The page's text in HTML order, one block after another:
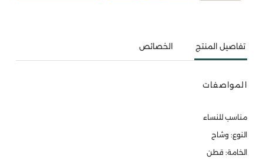
تفاصيل المنتج الخصائص
المواصفات
مناسب للنساء
النوع: وشاح
الخامة: قطن